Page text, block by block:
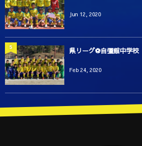
Jun 12, 2020
県リーグ⚽️自彊館中学校
Feb 24, 2020
5